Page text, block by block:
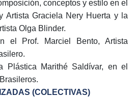
conceptos y estilo en el
Artista Graciela Nery Huerta y la
Olga Blinder.
el Prof. Marciel Bento, Artista
Plástica Marithé Saldívar, en el
(COLECTIVAS)